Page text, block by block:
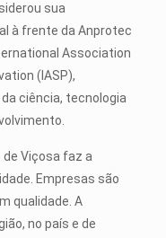
sua
à frente da Anprotec
Association
(IASP),
ciência, tecnologia
de Viçosa faz a
Empresas são
qualidade. A
no país e de